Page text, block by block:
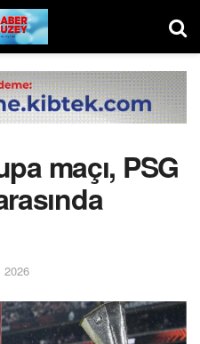
maçı, PSG
2026